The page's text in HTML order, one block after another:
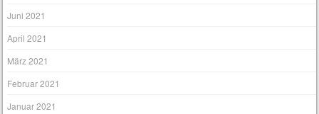
Juni 2021
April 2021
März 2021
Februar 2021
Januar 2021